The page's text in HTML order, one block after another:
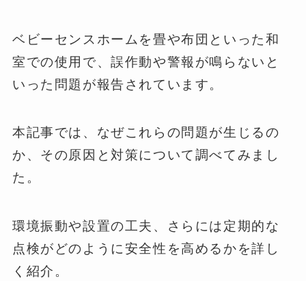
ベビーセンスホームを畳や布団といった和
室での使用で、誤作動や警報が鳴らないと
いった問題が報告されています。
本記事では、なぜこれらの問題が生じるの
か、その原因と対策について調べてみまし
た。
環境振動や設置の工夫、さらには定期的な
点検がどのように安全性を高めるかを詳し
く紹介。